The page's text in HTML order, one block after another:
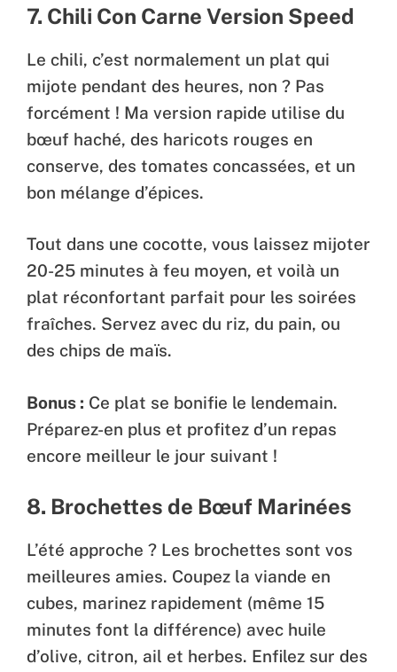
7. Chili Con Carne Version Speed
Le chili, c’est normalement un plat qui
mijote pendant des heures, non ? Pas
forcément ! Ma version rapide utilise du
bœuf haché, des haricots rouges en
conserve, des tomates concassées, et un
bon mélange d’épices.
Tout dans une cocotte, vous laissez mijoter
20-25 minutes à feu moyen, et voilà un
plat réconfortant parfait pour les soirées
fraîches. Servez avec du riz, du pain, ou
des chips de maïs.
Bonus : Ce plat se bonifie le lendemain.
Préparez-en plus et profitez d’un repas
encore meilleur le jour suivant !
8. Brochettes de Bœuf Marinées
L’été approche ? Les brochettes sont vos
meilleures amies. Coupez la viande en
cubes, marinez rapidement (même 15
minutes font la différence) avec huile
d’olive, citron, ail et herbes. Enfilez sur des